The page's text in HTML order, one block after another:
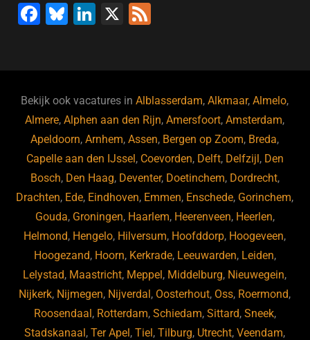
F
b
o
o
k
Bl
ky
Li
dI
n
X
Bekijk ook vacatures inAlblasserdam,Alkmaar,Almelo,
Almere,Alphen aan den Rijn,Amersfoort,Amsterdam,
Apeldoorn,Arnhem,Assen, Bergen op Zoom, Breda,
Capelle aan den IJssel , Coevorden, Delft, Delfzijl , Den
Bosch, Den Haag, Deventer, Doetinchem, Dordrecht,
Drachten, Ede, Eindhoven, Emmen, Enschede, Gorinchem,
Gouda, Groningen, Haarlem, Heerenveen, Heerlen,
Helmond, Hengelo, Hilversum, Hoofddorp, Hoogeveen,
Hoogezand, Hoorn, Kerkrade, Leeuwarden, Leiden,
Lelystad, Maastricht, Meppel , Middelburg, Nieuwegein,
Nijkerk, Nijmegen, Nijverdal , Oosterhout, Oss, Roermond,
Roosendaal , Rotterdam, Schiedam, Sittard, Sneek,
Stadskanaal ,Ter Apel ,Tiel ,Tilburg, Utrecht,Veendam,